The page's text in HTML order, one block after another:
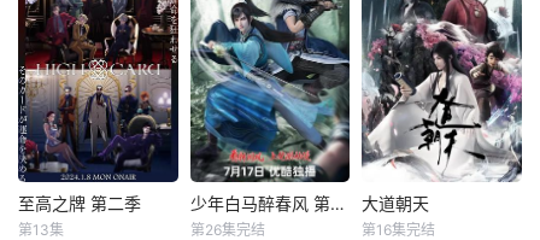
讲述了从玉叶妃怀
孕开始后宫内势力
图的变化，重镇、
子昌的女儿、楼兰
妃、壬氏的生命被
威胁的事件，被认
为是该事件主谋的
翠苓的失踪等。
年间，从一名普通
将士晋升为令敌人
闻风丧胆的大夏神
皇。如今，叶辰已
非昔日稚子，他手
握屠龙枪，身负血
海深仇，誓要揭开
当年真相，为父报
仇，同时，他也将
以自己的方式，守
镇青年石荒所得，
从此担负起救世之
则；天北学院入
学，莫辱少年志，
石荒奋起反抗世家
势力；天骄考核，
为护帝国安，孤身
犯险圣灵潭！
至高之牌 第二季
至高之牌 第二季
第13集
少年白马醉春风 第二季 少年白马醉春风 第二季
第26集完结
大道朝天
大道朝天
第16集完结